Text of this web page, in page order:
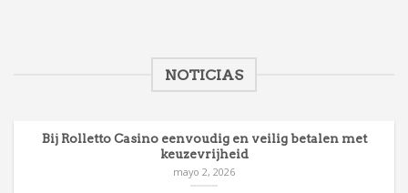
NOTICIAS
Bij Rolletto Casino eenvoudig en veilig betalen met
keuzevrijheid
mayo 2, 2026